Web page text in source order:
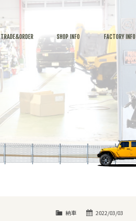
TRADE&ORDER SHOP INFO FACTORY INFO
2022/03/03
納車